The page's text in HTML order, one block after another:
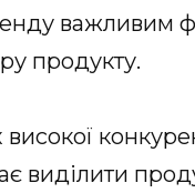
важливим
продукту.
виділити